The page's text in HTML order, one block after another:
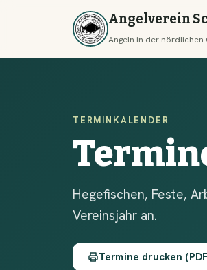
Angelverein
Angeln in der
TERMINKALENDER
Hegefischen, Feste,
Vereinsjahr an.
Termine drucken